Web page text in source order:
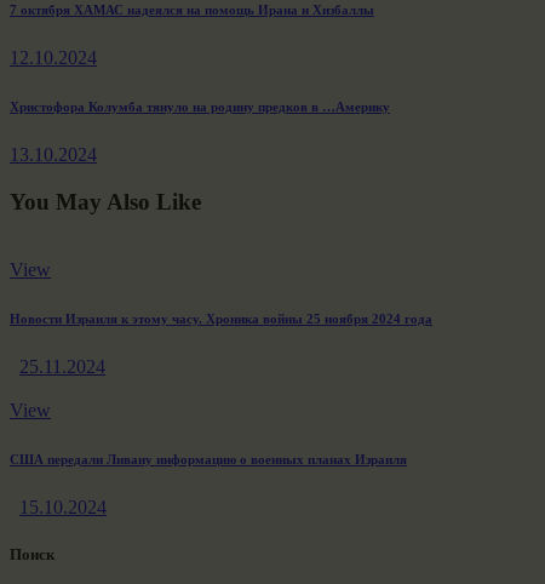
Навигация
по
Previous
7 октября ХАМАС надеялся на помощь Ирана и Хизбаллы
12.10.2024
Next
Христофора Колумба тянуло на родину предков в …Америку
13.10.2024
You May Also Like
View
Новости Израиля к этому часу. Хроника войны 25 ноября 2024 года
25.11.2024
View
США передали Ливану информацию о военных планах Израиля
15.10.2024
Поиск